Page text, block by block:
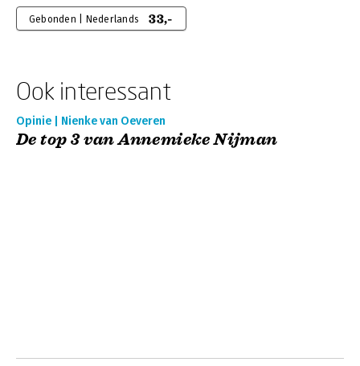
Gebonden | Nederlands 33,-
Ook interessant
Opinie | Nienke van Oeveren
De top 3 van Annemieke Nijman